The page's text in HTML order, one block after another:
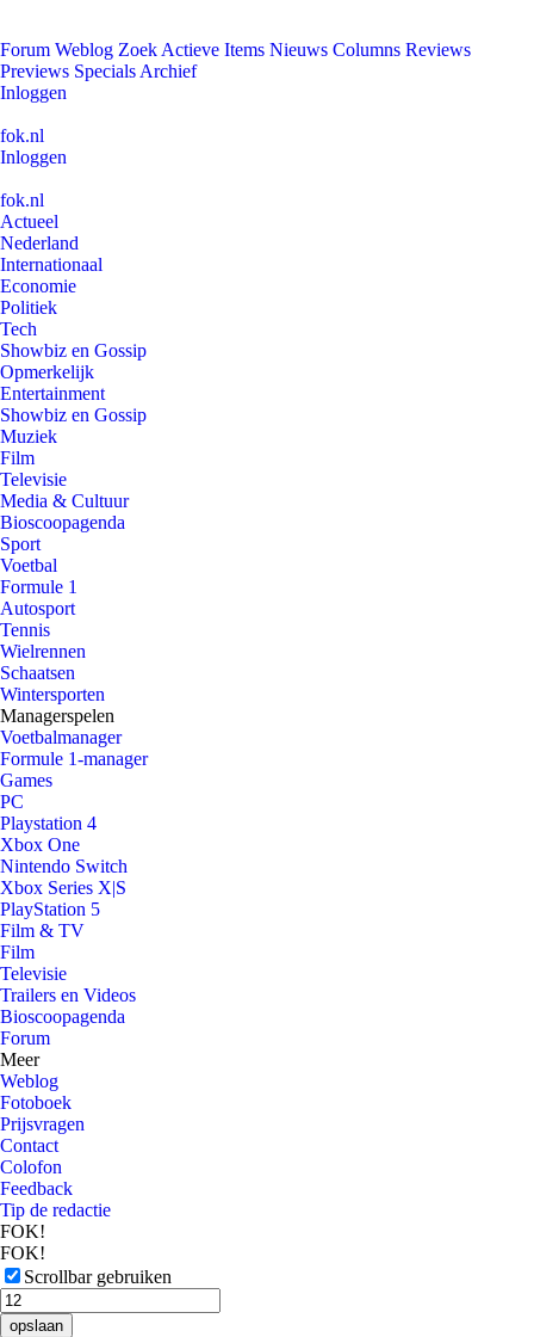
Forum Weblog Zoek Actieve Items Nieuws Columns Reviews
Previews Specials Archief
Inloggen
fok.nl
Inloggen
fok.nl
Actueel
Nederland
Internationaal
Economie
Politiek
Tech
Showbiz en Gossip
Opmerkelijk
Entertainment
Showbiz en Gossip
Muziek
Film
Televisie
Media & Cultuur
Bioscoopagenda
Sport
Voetbal
Formule 1
Autosport
Tennis
Wielrennen
Schaatsen
Wintersporten
Managerspelen
Voetbalmanager
Formule 1-manager
Games
PC
Playstation 4
Xbox One
Nintendo Switch
Xbox Series X|S
PlayStation 5
Film & TV
Film
Televisie
Trailers en Videos
Bioscoopagenda
Forum
Meer
Weblog
Fotoboek
Prijsvragen
Contact
Colofon
Feedback
Tip de redactie
FOK!
FOK!
Scrollbar gebruiken
opslaan